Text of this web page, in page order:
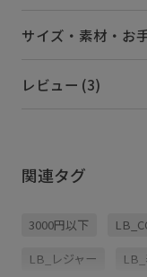
サイズ・素材・お
レビュー (3)
関連タグ
3000円以下
LB_レジャー